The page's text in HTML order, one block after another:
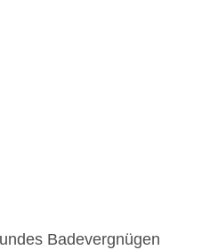
Badevergnügen